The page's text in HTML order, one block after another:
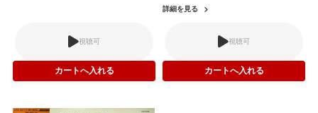
視聴可
詳細を見る
視聴可